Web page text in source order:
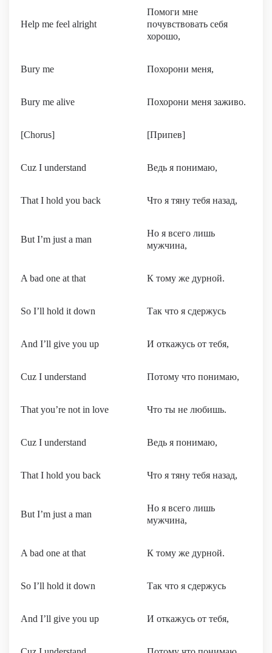
Help me feel alright
Помоги мне
почувствовать себя
хорошо,
Bury me Похорони меня,
Bury me alive Похорони меня заживо.
[Chorus] [Припев]
Cuz I understand Ведь я понимаю,
That I hold you back Что я тяну тебя назад,
But I’m just a man
Но я всего лишь
мужчина,
A bad one at that К тому же дурной.
So I’ll hold it down Так что я сдержусь
And I’ll give you up И откажусь от тебя,
Cuz I understand Потому что понимаю,
That you’re not in love Что ты не любишь.
Cuz I understand Ведь я понимаю,
That I hold you back Что я тяну тебя назад,
But I’m just a man
Но я всего лишь
мужчина,
A bad one at that К тому же дурной.
So I’ll hold it down Так что я сдержусь
And I’ll give you up И откажусь от тебя,